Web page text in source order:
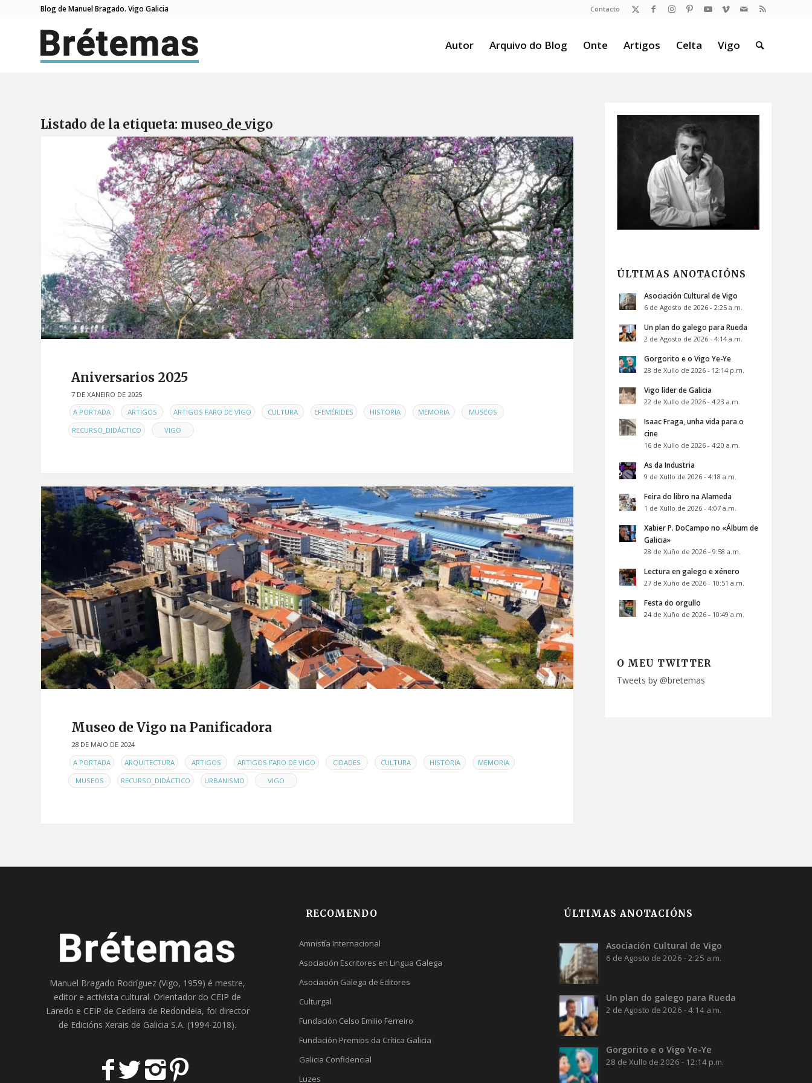
Contacto
Blog de Manuel Bragado. Vigo Galicia
Autor Arquivo do Blog Onte Artigos Celta Vigo
Listado de la etiqueta: museo_de_vigo
Aniversarios 2025
7 DE XANEIRO DE 2025
ENA PORTADA ARTIGOS ARTIGOS FARO DE VIGO CULTURA EFEMÉRIDES HISTORIA MEMORIA MUSEOS
RECURSO_DIDÁCTICO VIGO
Museo de Vigo na Panificadora
28 DE MAIO DE 2024
ENA PORTADA ARQUITECTURA ARTIGOS ARTIGOS FARO DE VIGO CIDADES CULTURA HISTORIA MEMORIA
MUSEOS RECURSO_DIDÁCTICO URBANISMO VIGO
ÚLTIMAS ANOTACIÓNS
Asociación Cultural de Vigo
6 de Agosto de 2026 - 2:25 a.m.
Un plan do galego para Rueda
2 de Agosto de 2026 - 4:14 a.m.
Gorgorito e o Vigo Ye-Ye
28 de Xullo de 2026 - 12:14 p.m.
Vigo líder de Galicia
22 de Xullo de 2026 - 4:23 a.m.
Isaac Fraga, unha vida para o
cine
16 de Xullo de 2026 - 4:20 a.m.
As da Industria
9 de Xullo de 2026 - 4:18 a.m.
Feira do libro na Alameda
1 de Xullo de 2026 - 4:07 a.m.
Xabier P. DoCampo no «Álbum de
Galicia»
28 de Xuño de 2026 - 9:58 a.m.
Lectura en galego e xénero
27 de Xuño de 2026 - 10:51 a.m.
Festa do orgullo
24 de Xuño de 2026 - 10:49 a.m.
O MEU TWITTER
Tweets by @bretemas
Manuel Bragado Rodríguez (Vigo, 1959) é mestre,
editor e activista cultural. Orientador do CEIP de
Laredo e CEIP de Cedeira de Redondela, foi director
de Edicións Xerais de Galicia S.A. (1994-2018).
RECOMENDO
Amnistía Internacional
Asociación Escritores en Lingua Galega
Asociación Galega de Editores
Culturgal
Fundación Celso Emilio Ferreiro
Fundación Premios da Crítica Galicia
Galicia Confidencial
Luzes
ÚLTIMAS ANOTACIÓNS
Asociación Cultural de Vigo
6 de Agosto de 2026 - 2:25 a.m.
Un plan do galego para Rueda
2 de Agosto de 2026 - 4:14 a.m.
Gorgorito e o Vigo Ye-Ye
28 de Xullo de 2026 - 12:14 p.m.